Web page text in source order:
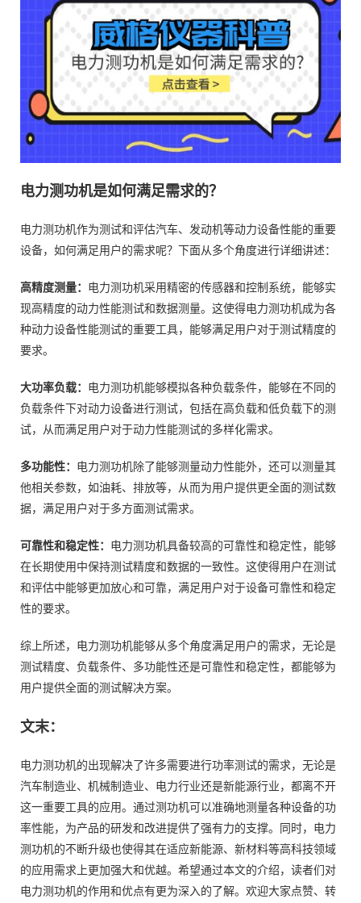
电力测功机是如何满足需求的？
电力测功机作为测试和评估汽车、发动机等动力设备性能的重要
设备，如何满足用户的需求呢？下面从多个角度进行详细讲述：
高精度测量：
电力测功机采用精密的传感器和控制系统，能够实
现高精度的动力性能测试和数据测量。这使得电力测功机成为各
种动力设备性能测试的重要工具，能够满足用户对于测试精度的
要求。
大功率负载：
电力测功机能够模拟各种负载条件，能够在不同的
负载条件下对动力设备进行测试，包括在高负载和低负载下的测
试，从而满足用户对于动力性能测试的多样化需求。
多功能性：
电力测功机除了能够测量动力性能外，还可以测量其
他相关参数，如油耗、排放等，从而为用户提供更全面的测试数
据，满足用户对于多方面测试需求。
可靠性和稳定性：
电力测功机具备较高的可靠性和稳定性，能够
在长期使用中保持测试精度和数据的一致性。这使得用户在测试
和评估中能够更加放心和可靠，满足用户对于设备可靠性和稳定
性的要求。
综上所述，电力测功机能够从多个角度满足用户的需求，无论是
测试精度、负载条件、多功能性还是可靠性和稳定性，都能够为
用户提供全面的测试解决方案。
文末：
电力测功机的出现解决了许多需要进行功率测试的需求，无论是
汽车制造业、机械制造业、电力行业还是新能源行业，都离不开
这一重要工具的应用。通过测功机可以准确地测量各种设备的功
率性能，为产品的研发和改进提供了强有力的支撑。同时，电力
测功机的不断升级也使得其在适应新能源、新材料等高科技领域
的应用需求上更加强大和优越。希望通过本文的介绍，读者们对
电力测功机的作用和优点有更为深入的了解。欢迎大家点赞、转